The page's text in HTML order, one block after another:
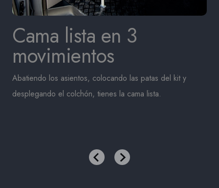
Cama lista en 3
movimientos
Abatiendo los asientos, colocando las patas del kit y
desplegando el colchón, tienes la cama lista.